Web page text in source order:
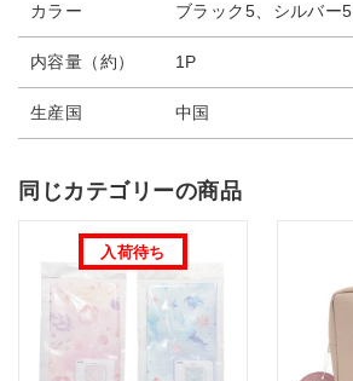
カラー ブラック5、シルバー5
内容量（約） 1P
生産国 中国
同じカテゴリーの商品